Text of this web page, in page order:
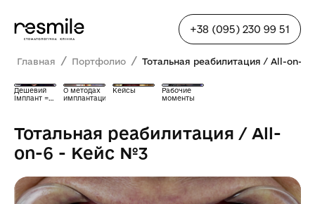
+38 (095) 230 99 51
Главная / Портфолио / Тотальная реабилитация / All-on-6
Дешевий
імплант =
О методах
имплантации
Кейсы
Рабочие
моменты
Тотальная реабилитация / All-
on-6 - Кейс №3